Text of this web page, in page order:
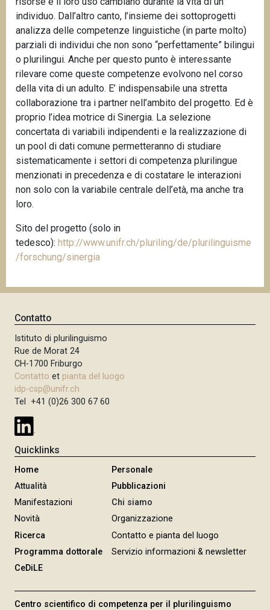
individuo. Dall’altro canto, l’insieme dei sottoprogetti
analizza delle competenze linguistiche (in parte molto)
parziali di individui che non sono “perfettamente” bilingui
o plurilingui. Anche per questo punto è interessante
rilevare come queste competenze evolvono nel corso
della vita di un adulto. E’ indispensabile una stretta
collaborazione tra i partner nell’ambito del progetto. Ed è
proprio l’idea motrice di Sinergia. La selezione
concertata di variabili indipendenti e la realizzazione di
un pool di dati comune permetteranno di studiare
sistematicamente i settori di competenza plurilingue
menzionati in precedenza e di costatare le interazioni
non solo con la variabile centrale dell’età, ma anche tra
loro.
Sito del progetto (solo in
tedesco): http://www.unifr.ch/pluriling/de/plurilinguisme
/forschung/sinergia
Contatto
Istituto di plurilinguismo
Rue de Morat 24
CH-1700 Friburgo
Contatto et pianta del luogo
idp-csp@unifr.ch
Tel +41 (0)26 300 67 60
Quicklinks
Home
Attualità
Manifestazioni
Novità
Ricerca
Programma dottorale
CeDiLE
Personale
Pubblicazioni
Chi siamo
Organizzazione
Contatto e pianta del luogo
Servizio informazioni & newsletter
Centro scientifico di competenza per il plurilinguismo